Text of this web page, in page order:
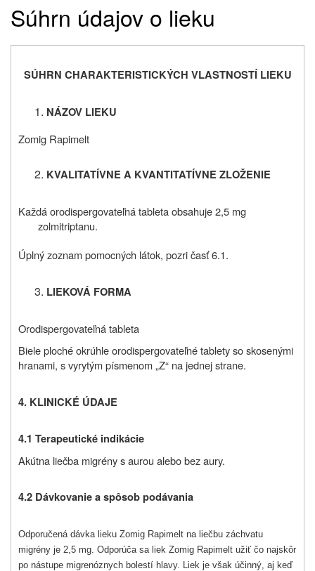
Súhrn údajov o lieku
SÚHRN CHARAKTERISTICKÝCH VLASTNOSTÍ LIEKU
NÁZOV LIEKU
Zomig Rapimelt
KVALITATÍVNE A KVANTITATÍVNEZLOŽENIE
Každá orodispergovateľná tableta obsahuje 2,5 mg
zolmitriptanu.
Úplný zoznam pomocných látok, pozri časť 6.1.
LIEKOVÁ FORMA
Orodispergovateľná tableta
Biele ploché okrúhle orodispergovateľné tablety so skosenými
hranami, s vyrytým písmenom „Z“ na jednej strane.
4. KLINICKÉ ÚDAJE
4.1 Terapeutické indikácie
Akútna liečba migrény s aurou alebo bez aury.
4.2 Dávkovanie a spôsob podávania
Odporučená dávka lieku Zomig Rapimelt na liečbu záchvatu
migrény je 2,5 mg. Odporúča sa liek Zomig Rapimelt užiť čo najskôr
po nástupe migrenóznych bolestí hlavy. Liek je však účinný, aj keď